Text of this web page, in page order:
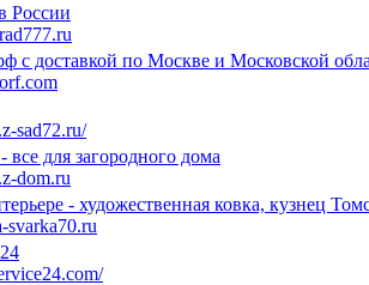
России
с доставкой по Москве и Московской
sad72.ru/
для загородного дома
dom.ru
- художественная ковка, кузнец
svarka70.ru